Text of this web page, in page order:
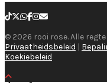
© 2026 rooi rose. Alle
Privaatheidsbeleid |
Koekiebeleid